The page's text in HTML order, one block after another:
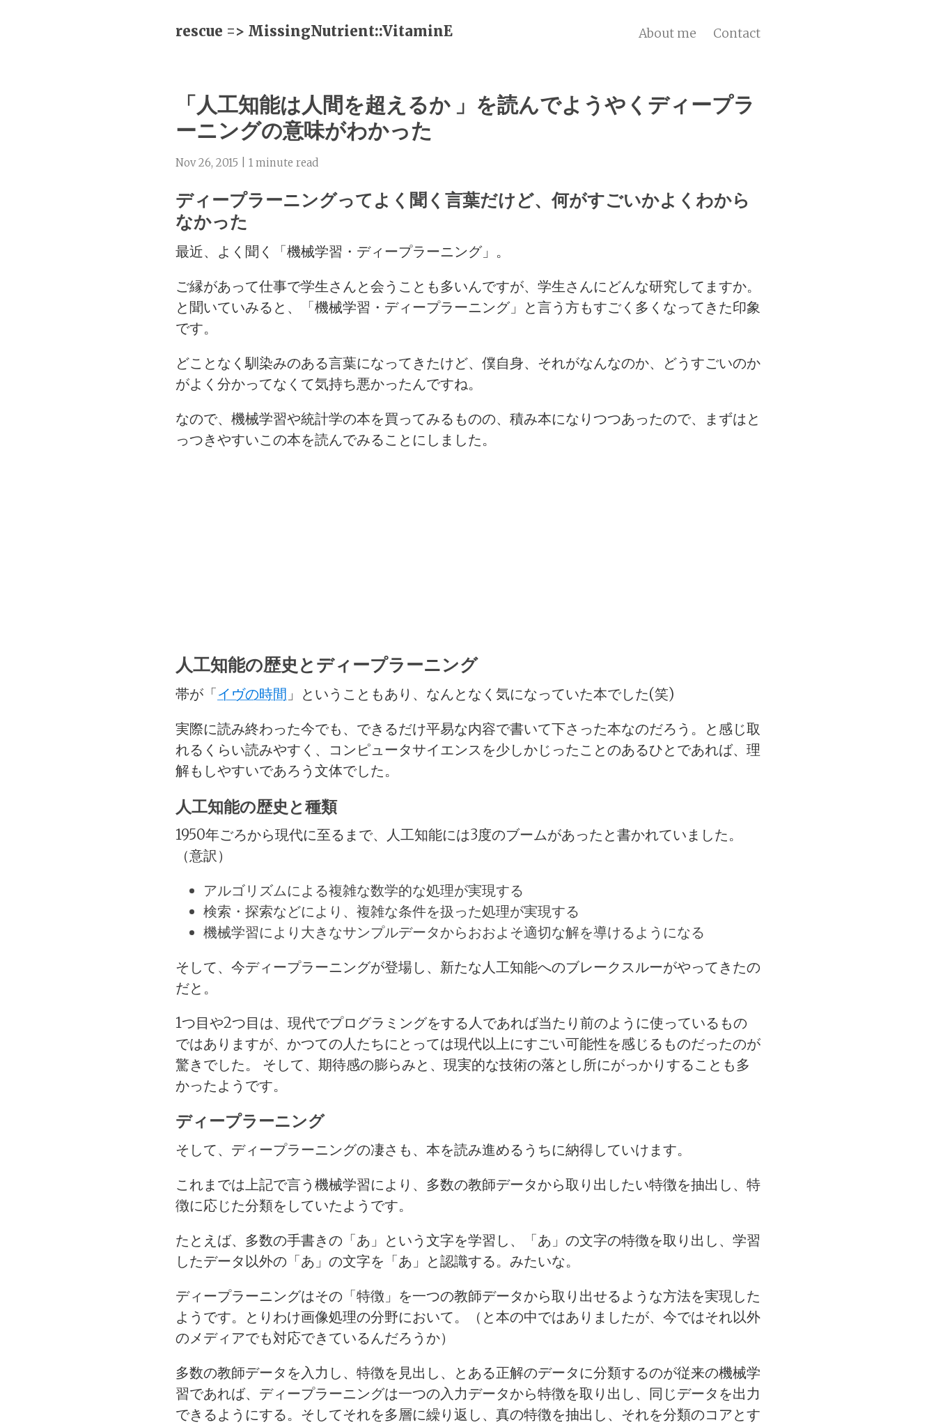
rescue => MissingNutrient::VitaminE About me Contact
「人工知能は人間を超えるか 」を読んでようやくディープラ
ーニングの意味がわかった
Nov 26, 2015 | 1 minute read
ディープラーニングってよく聞く言葉だけど、何がすごいかよくわから
なかった
最近、よく聞く「機械学習・ディープラーニング」。
ご縁があって仕事で学生さんと会うことも多いんですが、学生さんにどんな研究してますか。
と聞いていみると、「機械学習・ディープラーニング」と言う方もすごく多くなってきた印象
です。
どことなく馴染みのある言葉になってきたけど、僕自身、それがなんなのか、どうすごいのか
がよく分かってなくて気持ち悪かったんですね。
なので、機械学習や統計学の本を買ってみるものの、積み本になりつつあったので、まずはと
っつきやすいこの本を読んでみることにしました。
人工知能の歴史とディープラーニング
帯が「イヴの時間 」ということもあり、なんとなく気になっていた本でした(笑)
実際に読み終わった今でも、できるだけ平易な内容で書いて下さった本なのだろう。と感じ取
れるくらい読みやすく、コンピュータサイエンスを少しかじったことのあるひとであれば、理
解もしやすいであろう文体でした。
人工知能の歴史と種類
1950年ごろから現代に至るまで、人工知能には3度のブームがあったと書かれていました。
（意訳）
アルゴリズムによる複雑な数学的な処理が実現する
検索・探索などにより、複雑な条件を扱った処理が実現する
機械学習により大きなサンプルデータからおおよそ適切な解を導けるようになる
そして、今ディープラーニングが登場し、新たな人工知能へのブレークスルーがやってきたの
だと。
1つ目や2つ目は、現代でプログラミングをする人であれば当たり前のように使っているもの
ではありますが、かつての人たちにとっては現代以上にすごい可能性を感じるものだったのが
驚きでした。 そして、期待感の膨らみと、現実的な技術の落とし所にがっかりすることも多
かったようです。
ディープラーニング
そして、ディープラーニングの凄さも、本を読み進めるうちに納得していけます。
これまでは上記で言う機械学習により、多数の教師データから取り出したい特徴を抽出し、特
徴に応じた分類をしていたようです。
たとえば、多数の手書きの「あ」という文字を学習し、「あ」の文字の特徴を取り出し、学習
したデータ以外の「あ」の文字を「あ」と認識する。みたいな。
ディープラーニングはその「特徴」を一つの教師データから取り出せるような方法を実現した
ようです。とりわけ画像処理の分野において。（と本の中ではありましたが、今ではそれ以外
のメディアでも対応できているんだろうか）
多数の教師データを入力し、特徴を見出し、とある正解のデータに分類するのが従来の機械学
習であれば、ディープラーニングは一つの入力データから特徴を取り出し、同じデータを出力
できるようにする。そしてそれを多層に繰り返し、真の特徴を抽出し、それを分類のコアとす